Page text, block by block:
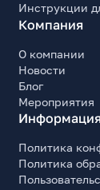
Инструкции
Компания
О компании
Новости
Блог
Мероприятия
Информация
Политика
Политика